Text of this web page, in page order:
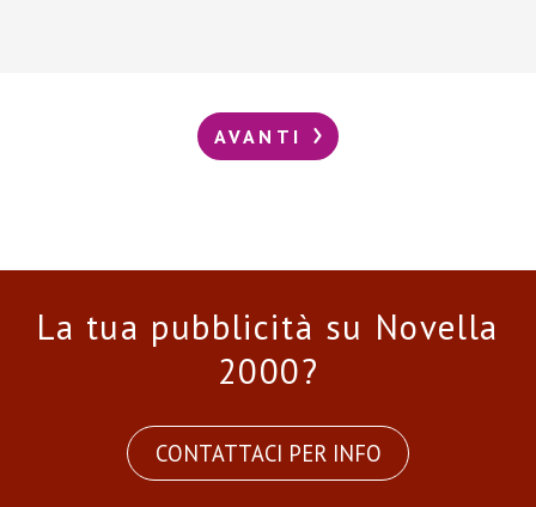
AVANTI
La tua pubblicità su Novella
2000?
CONTATTACI PER INFO